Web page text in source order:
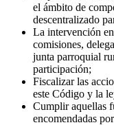
el ámbito de
descentralizado
La intervención
comisiones,
junta parroquial
participación;
Fiscalizar las
este Código y la
Cumplir aquellas
encomendadas